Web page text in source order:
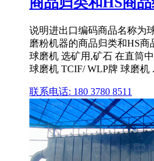
说明进出口编码商品名称为
磨粉机器的商品归类和HS商
球磨机 选矿用,矿石 在直筒
球磨机 TCIF/ WLP牌 球磨机
联系电话: 180 3780 8511